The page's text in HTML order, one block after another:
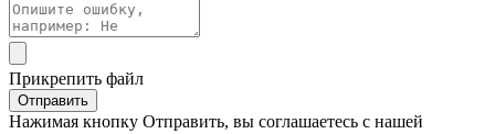
Прикрепить файл
Отправить
Нажимая кнопку Отправить, вы соглашаетесь с нашей